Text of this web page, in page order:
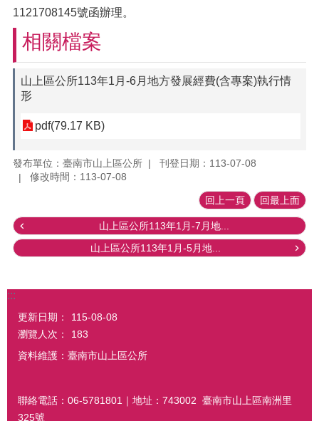
1121708145號函辦理。
相關檔案
山上區公所113年1月-6月地方發展經費(含專案)執行情
形
pdf(79.17 KB)
發布單位：臺南市山上區公所
刊登日期：113-07-08
修改時間：113-07-08
回上一頁 回最上面
山上區公所113年1月-7月地...
山上區公所113年1月-5月地...
:::
更新日期：
115-08-08
瀏覽人次：
183
資料維護：臺南市山上區公所
聯絡電話：06-5781801｜地址：743002 臺南市山上區南洲里
325號